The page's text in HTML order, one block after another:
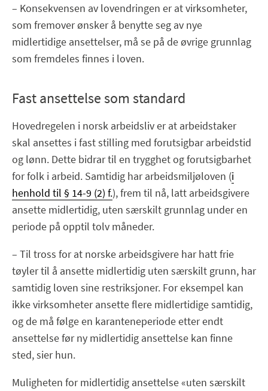
– Konsekvensen av lovendringen er at virksomheter,
som fremover ønsker å benytte seg av nye
midlertidige ansettelser, må se på de øvrige grunnlag
som fremdeles finnes i loven.
Fast ansettelse som standard
Hovedregelen i norsk arbeidsliv er at arbeidstaker
skal ansettes i fast stilling med forutsigbar arbeidstid
og lønn. Dette bidrar til en trygghet og forutsigbarhet
for folk i arbeid. Samtidig har arbeidsmiljøloven (i
henhold til § 14-9 (2) f.), frem til nå, latt arbeidsgivere
ansette midlertidig, uten særskilt grunnlag under en
periode på opptil tolv måneder.
– Til tross for at norske arbeidsgivere har hatt frie
tøyler til å ansette midlertidig uten særskilt grunn, har
samtidig loven sine restriksjoner. For eksempel kan
ikke virksomheter ansette flere midlertidige samtidig,
og de må følge en karanteneperiode etter endt
ansettelse før ny midlertidig ansettelse kan finne
sted, sier hun.
Muligheten for midlertidig ansettelse «uten særskilt